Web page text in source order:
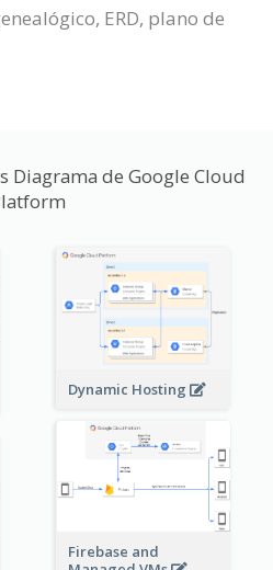
ERD, plano de
Diagrama de Google Cloud
Dynamic Hosting
Firebase and